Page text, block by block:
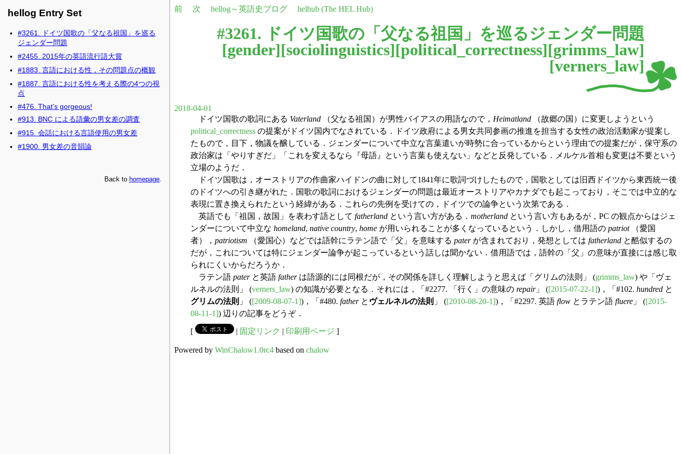
hellog Entry Set
#3261. ドイツ国歌の「父なる祖国」を巡る
ジェンダー問題
#2455. 2015年の英語流行語大賞
#1883. 言語における性，その問題点の概観
#1887. 言語における性を考える際の4つの視
点
#476. That's gorgeous!
#913. BNC による語彙の男女差の調査
#915. 会話における言語使用の男女差
#1900. 男女差の音韻論
Back to homepage